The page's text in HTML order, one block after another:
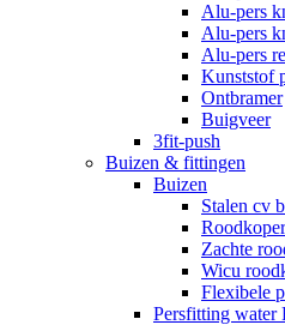
Alu-pers
Alu-pers
Alu-pers
Kunststof
Ontbramer
Buigveer
3fit-push
Buizen & fittingen
Buizen
Stalen cv
Zachte
Wicu
Flexibele
Persfitting water